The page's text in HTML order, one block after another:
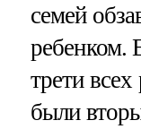
семей
ребенком.
трети
были